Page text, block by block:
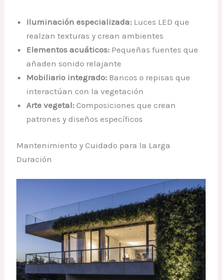
Iluminación especializada: Luces LED que
realzan texturas y crean ambientes
Elementos acuáticos: Pequeñas fuentes que
añaden sonido relajante
Mobiliario integrado: Bancos o repisas que
interactúan con la vegetación
Arte vegetal: Composiciones que crean
patrones y diseños específicos
Mantenimiento y Cuidado para la Larga
Duración